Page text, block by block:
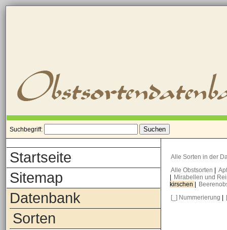
Suchbegriff:
Startseite
Sitemap
Datenbank
Sorten
Alle Sorten in der
Alle Obstsorten
Mirabellen und
kirschen
[_] Nummerierung